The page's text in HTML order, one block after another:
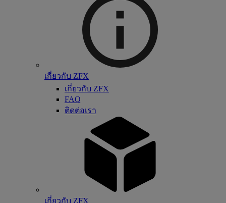
เกี่ยวกับ ZFX
เกี่ยวกับ ZFX
FAQ
ติดต่อเรา
เกี่ยวกับ ZFX